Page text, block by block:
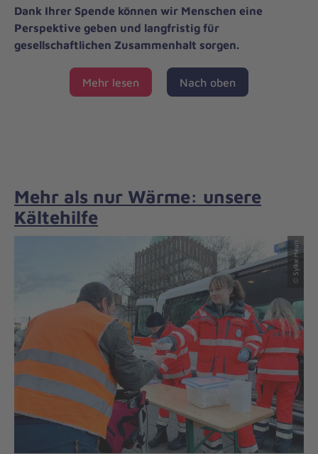
Dank Ihrer Spende können wir Menschen eine
Perspektive geben und langfristig für
gesellschaftlichen Zusammenhalt sorgen.
Mehr lesen Nach oben
Mehr als nur Wärme: unsere
Kältehilfe
© Sylke Heun